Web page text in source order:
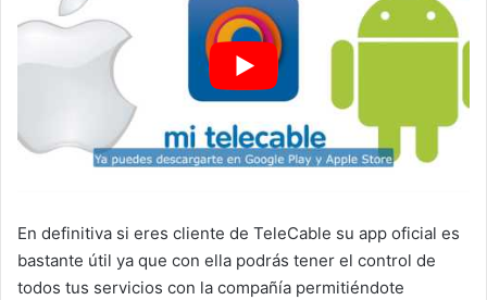
En definitiva si eres cliente de TeleCable su app oficial es
bastante útil ya que con ella podrás tener el control de
todos tus servicios con la compañía permitiéndote